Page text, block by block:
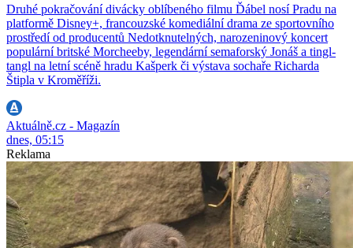
Druhé pokračování divácky oblíbeného filmu Ďábel nosí Pradu na
platformě Disney+, francouzské komediální drama ze sportovního
prostředí od producentů Nedotknutelných, narozeninový koncert
populární britské Morcheeby, legendární semaforský Jonáš a tingl-
tangl na letní scéně hradu Kašperk či výstava sochaře Richarda
Štipla v Kroměříži.
Aktuálně.cz - Magazín
dnes, 05:15
Reklama